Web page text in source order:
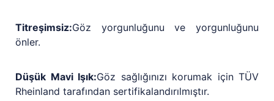
Titreşimsiz:Göz yorgunluğunu ve yorgunluğunu
önler.
Düşük Mavi Işık:Göz sağlığınızı korumak için TÜV
Rheinland tarafından sertifikalandırılmıştır.